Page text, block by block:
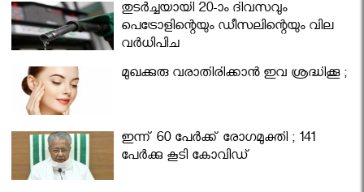
തുടർച്ചയായി 20-ാം ദിവസവും
പെട്രോളിന്റെയും ഡീസലിന്റെയും വില
വര്‍ധിപ്പിച്ചു
മുഖക്കുരു വരാതിരിക്കാന്‍ ഇവ ശ്രദ്ധിക്കൂ ;
ഇന്ന് 60 പേർക്ക് രോഗമുക്തി ; 141
പേര്‍ക്കു കൂടി കോവിഡ്